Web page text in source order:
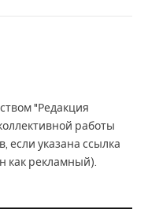
"Редакция
работы
если указана ссылка
как рекламный).